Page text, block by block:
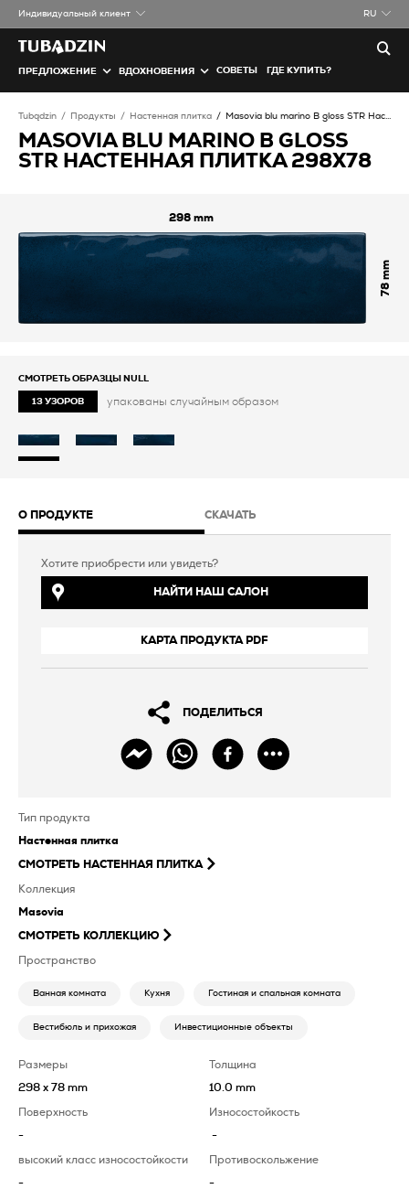
Индивидуальный клиент RU
ПРЕДЛОЖЕНИЕ ВДОХНОВЕНИЯ СОВЕТЫ ГДЕ КУПИТЬ?
Tubądzin Продукты Настенная плитка Masovia blu marino B gloss STR Настенная плитка
MASOVIA BLU MARINO B GLOSS
STR НАСТЕННАЯ ПЛИТКА 298X78
298
78
СМОТРЕТЬ ОБРАЗЦЫ NULL
13 УЗОРОВ упакованы случайным образом
О ПРОДУКТЕ СКАЧАТЬ
Хотите приобрести или увидеть?
НАЙТИ НАШ САЛОН
КАРТА ПРОДУКТА PDF
ПОДЕЛИТЬСЯ
Тип продукта
Настенная плитка
СМОТРЕТЬ НАСТЕННАЯ ПЛИТКА
Коллекция
Masovia
СМОТРЕТЬ КОЛЛЕКЦИЮ
Пространство
Ванная комната Кухня Гостиная и спальная комната
Вестибюль и прихожая Инвестиционные объекты
Размеры
298 x 78 mm
Толщина
10.0 mm
Поверхность
-
Износостойкость
-
высокий класс износостойкости
-
Противоскольжение
-